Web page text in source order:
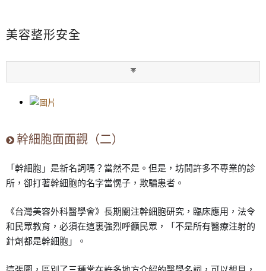
美容整形安全
幹細胞面面觀（二）
「幹細胞」是新名詞嗎？當然不是。但是，坊間許多不專業的診
所，卻打著幹細胞的名字當愰子，欺騙患者。
《台灣美容外科醫學會》長期關注幹細胞研究，臨床應用， 法令
和民眾教育，必須在這裏強烈呼籲民眾，「不是所有醫療注射的
針劑都是幹細胞」。